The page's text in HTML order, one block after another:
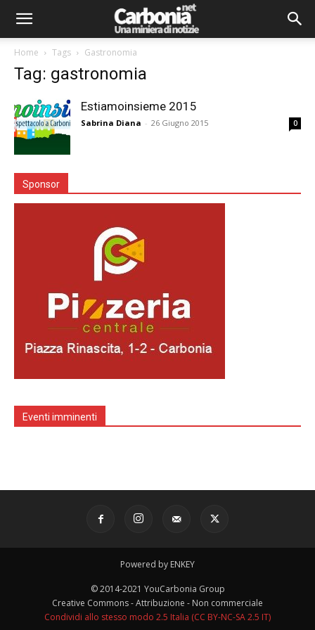
Home Tags Gastronomia
Tag: gastronomia
Estiamoinsieme 2015
Sabrina Diana - 26 Giugno 2015 0
Sponsor
Eventi imminenti
Powered by ENKEY
© 2014-2021 YouCarbonia Group
Creative Commons - Attribuzione - Non commerciale
Condividi allo stesso modo 2.5 Italia (CC BY-NC-SA 2.5 IT)